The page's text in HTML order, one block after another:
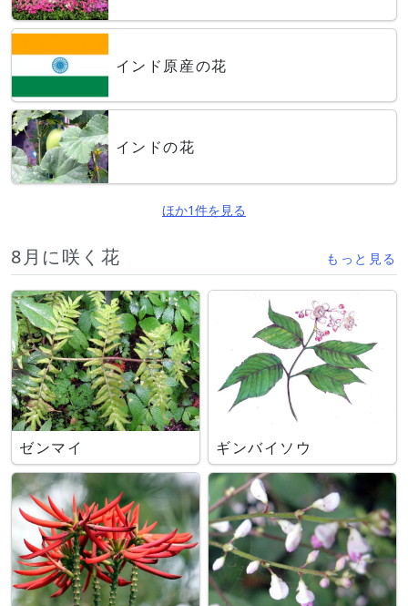
インド原産の花
インドの花
ほか1件を見る
8月に咲く花 もっと見る
ゼンマイ ギンバイソウ